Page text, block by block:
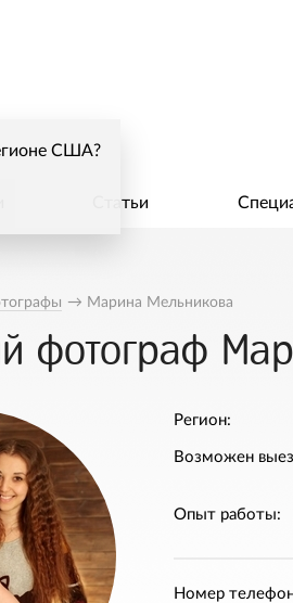
США?
Статьи
→ Марина Мельникова
фотограф
Регион:
Возможен
Опыт работы:
Номер